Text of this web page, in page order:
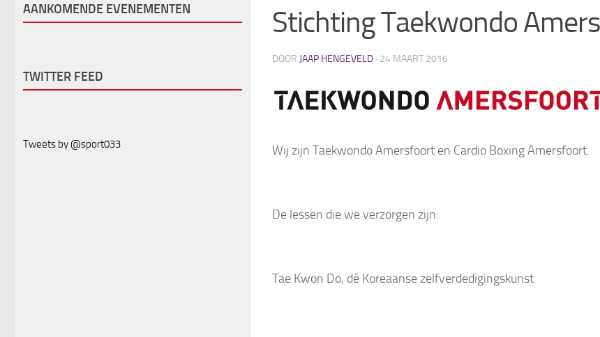
Stichting Taekwondo
DOOR JAAP HENGEVELD · 24 MAART 2016
Wij zijn Taekwondo Amersfoort en Cardio Boxing Amersfoort.
De lessen die we verzorgen zijn:
Tae Kwon Do, dé Koreaanse zelfverdedigingskunst
AANKOMENDE EVENEMENTEN
TWITTER FEED
Tweets by @sport033